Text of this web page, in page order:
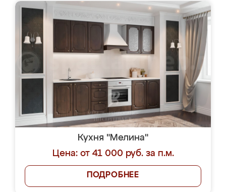
Кухня "Мелина"
Цена: от 41 000 руб. за п.м.
ПОДРОБНЕЕ